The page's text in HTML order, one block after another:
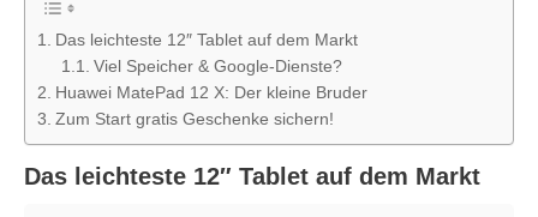
Das leichteste 12″ Tablet auf dem Markt
Viel Speicher & Google-Dienste?
Huawei MatePad 12 X: Der kleine Bruder
Zum Start gratis Geschenke sichern!
Das leichteste 12″ Tablet auf dem Markt